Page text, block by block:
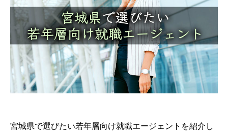
宮城県で選びたい若年層向け就職エージェントを紹介し